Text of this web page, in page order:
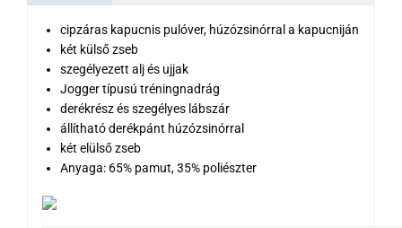
cipzáras kapucnis pulóver, húzózsinórral a kapucniján
két külső zseb
szegélyezett alj és ujjak
Jogger típusú tréningnadrág
derékrész és szegélyes lábszár
állítható derékpánt húzózsinórral
két elülső zseb
Anyaga: 65% pamut, 35% poliészter